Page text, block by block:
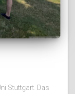
Stuttgart. Das